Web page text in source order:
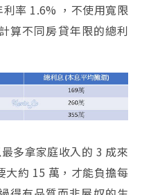
率 1.6% ，不使用寬限
算不同房貸年限的總利
多拿家庭收入的 3 成來
大約 15 萬，才能負擔每